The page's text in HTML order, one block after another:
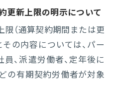
更新上限の明示について
（通算契約期間または更
の内容については、パー
員、派遣労働者、定年後に
の有期契約労働者が対象